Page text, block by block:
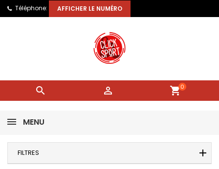
Téléphone: AFFICHER LE NUMÉRO
  shopping_cart0
MENU
FILTRES